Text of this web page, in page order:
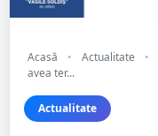
Acasă • Actualitate •
avea ter...
Actualitate